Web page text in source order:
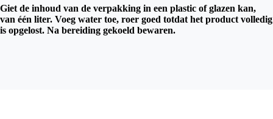
Giet de inhoud van de verpakking in een plastic of glazen kan,
van één liter. Voeg water toe, roer goed totdat het product volledig
is opgelost. Na bereiding gekoeld bewaren.